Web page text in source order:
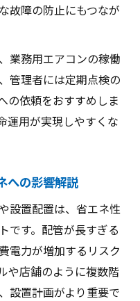
故障の防止にもつなが
業務用エアコンの稼働
管理者には定期点検の
の依頼をおすすめしま
運用が実現しやすくな
への影響解説
設置配置は、省エネ性
です。配管が長すぎる
電力が増加するリスク
や店舗のように複数階
設置計画がより重要で